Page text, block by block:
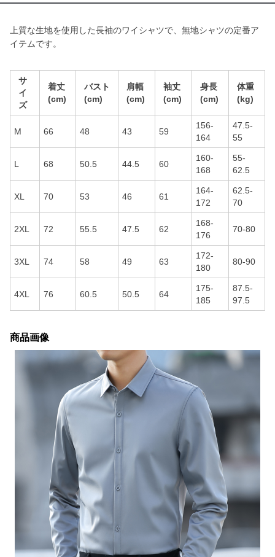
上質な生地を使用した長袖のワイシャツで、無地シャツの定番ア
イテムです。
サ
イ
ズ
着丈
(cm)
バスト
(cm)
肩幅
(cm)
袖丈
(cm)
身長
(cm)
体重
(kg)
M 66 48 43 59
156-
164
47.5-
55
L 68 50.5 44.5 60
160-
168
55-
62.5
XL 70 53 46 61
164-
172
62.5-
70
2XL 72 55.5 47.5 62
168-
176
70-80
3XL 74 58 49 63
172-
180
80-90
4XL 76 60.5 50.5 64
175-
185
87.5-
97.5
商品画像